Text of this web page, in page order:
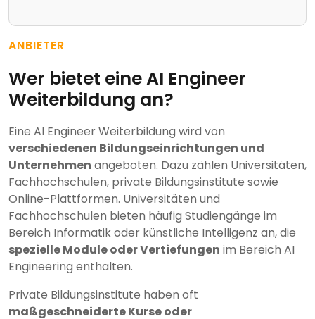
ANBIETER
Wer bietet eine AI Engineer
Weiterbildung an?
Eine AI Engineer Weiterbildung wird von
verschiedenen Bildungseinrichtungen und
Unternehmen angeboten. Dazu zählen Universitäten,
Fachhochschulen, private Bildungsinstitute sowie
Online-Plattformen. Universitäten und
Fachhochschulen bieten häufig Studiengänge im
Bereich Informatik oder künstliche Intelligenz an, die
spezielle Module oder Vertiefungen im Bereich AI
Engineering enthalten.
Private Bildungsinstitute haben oft
maßgeschneiderte Kurse oder